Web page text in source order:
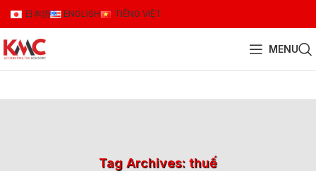
日本語 ENGLISH TIẾNG VIỆT
MENU
Tag Archives: thuế